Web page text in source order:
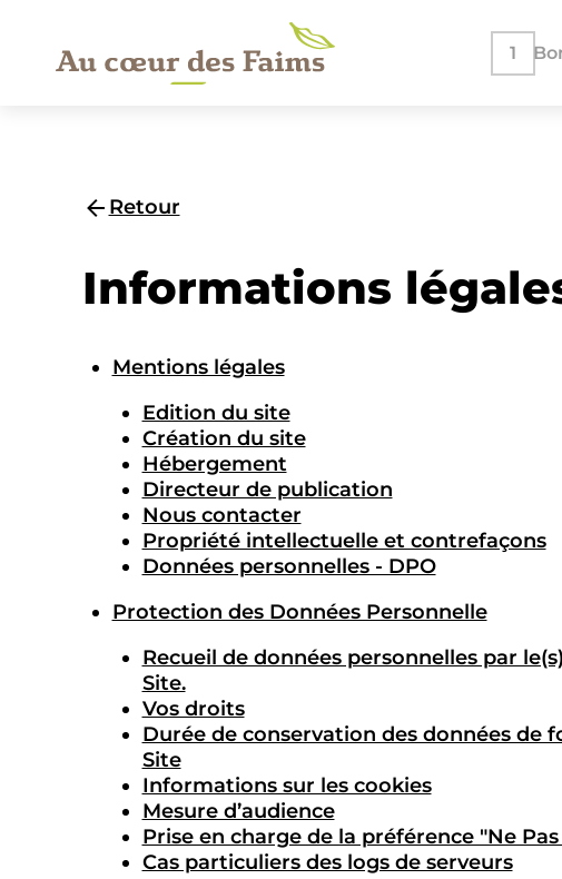
1
Retour
Informations
Mentions légales
Edition du site
Création du site
Hébergement
Directeur de publication
Nous contacter
Propriété intellectuelle et contrefaçons
Données personnelles - DPO
Protection des Données Personnelle
Recueil de données personnelles par
Site.
Vos droits
Durée de conservation des données de
Site
Informations sur les cookies
Mesure d’audience
Prise en charge de la préférence "Ne
Cas particuliers des logs de serveurs